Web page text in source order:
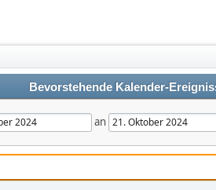
Bevorstehende Kalender-
an